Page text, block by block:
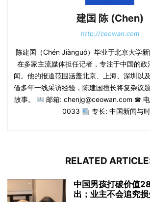
建国 陈 (Chen)
http://ceowan.com
陈建国（Chén Jiànguó）毕业于北京大学
在多家主流媒体担任记者，专注于中国的
闻。他的报道范围涵盖北京、上海、深圳以
借多年一线采访经验，陈建国擅长将复杂议
故事。
邮箱: chenjg@ceowan.com ☎
0033
专长: 中国新闻与
RELATED
中国男孩打破价值
出；业主不会追究